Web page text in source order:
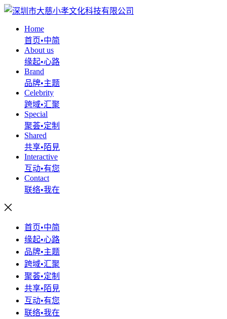
Home
首页•中简
About us
缘起•心路
Brand
品牌•主题
Celebrity
跨域•汇聚
Special
聚荟•定制
Shared
共享•陌見
Interactive
互动•有您
Contact
联络•我在
首页•中简
缘起•心路
品牌•主题
跨域•汇聚
聚荟•定制
共享•陌見
互动•有您
联络•我在